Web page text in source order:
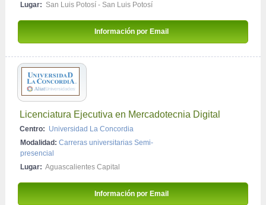
Lugar: San Luis Potosí - San Luis Potosí
Información por Email
Licenciatura Ejecutiva en Mercadotecnia Digital
Centro: Universidad La Concordia
Modalidad: Carreras universitarias Semi-
presencial
Lugar: Aguascalientes Capital
Información por Email